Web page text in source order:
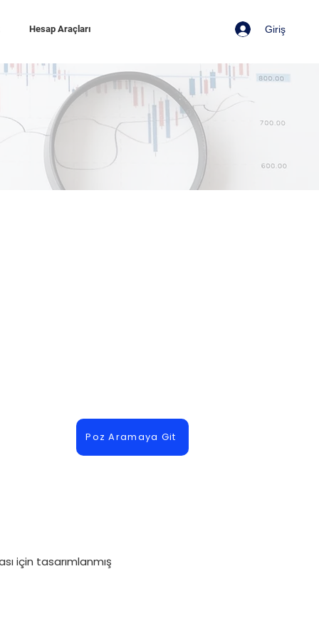
Hesap Araçları Giriş
Poz Aramaya Git
için tasarımlanmış